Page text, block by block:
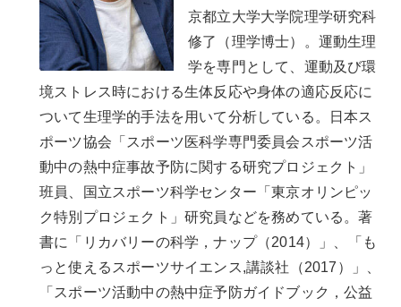
京都立大学大学院理学研究科
修了（理学博士）。運動生理
学を専門として、運動及び環
境ストレス時における生体反応や身体の適応反応に
ついて生理学的手法を用いて分析している。日本ス
ポーツ協会「スポーツ医科学専門委員会スポーツ活
動中の熱中症事故予防に関する研究プロジェクト」
班員、国立スポーツ科学センター「東京オリンピッ
ク特別プロジェクト」研究員などを務めている。著
書に「リカバリーの科学，ナップ（2014）」、「も
っと使えるスポーツサイエンス,講談社（2017）」、
「スポーツ活動中の熱中症予防ガイドブック，公益